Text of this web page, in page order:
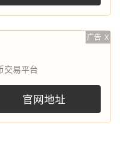
广告 X
交易平台
官网地址